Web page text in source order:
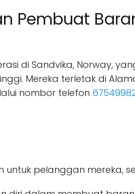
Pembuat
di Sandvika, Norway,
Mereka terletak di
nombor telefon
pelanggan mereka,